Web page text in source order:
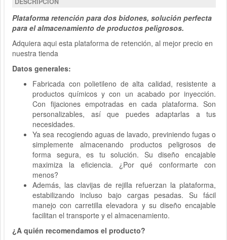
Plataforma retención para dos bidones, solución perfecta
para el almacenamiento de productos peligrosos.
Adquiera aqui esta plataforma de retención, al mejor precio en
nuestra tienda
Datos generales:
Fabricada con polietileno de alta calidad, resistente a
productos químicos y con un acabado por inyección.
Con fijaciones empotradas en cada plataforma. Son
personalizables, así que puedes adaptarlas a tus
necesidades.
Ya sea recogiendo aguas de lavado, previniendo fugas o
simplemente almacenando productos peligrosos de
forma segura, es tu solución. Su diseño encajable
maximiza la eficiencia. ¿Por qué conformarte con
menos?
Además, las clavijas de rejilla refuerzan la plataforma,
estabilizando incluso bajo cargas pesadas. Su fácil
manejo con carretilla elevadora y su diseño encajable
facilitan el transporte y el almacenamiento.
¿A quién recomendamos el producto?